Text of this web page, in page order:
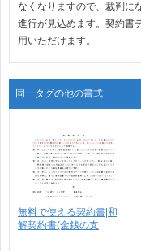
なくなりますので、裁判に
進行が見込めます。契約書
用いただけます。
同一タグの他の書式
無料で使える契約書|和
解契約書(金銭の支